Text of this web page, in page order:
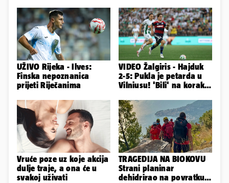
UŽIVO Rijeka - Ilves:
Finska nepoznanica
prijeti Riječanima
VIDEO Žalgiris - Hajduk
2-5: Pukla je petarda u
Vilniusu! 'Bili' na korak
Vruće poze uz koje akcija
dulje traje, a ona će u
svakoj uživati
TRAGEDIJA NA BIOKOVU
Strani planinar
dehidrirao na povratku s